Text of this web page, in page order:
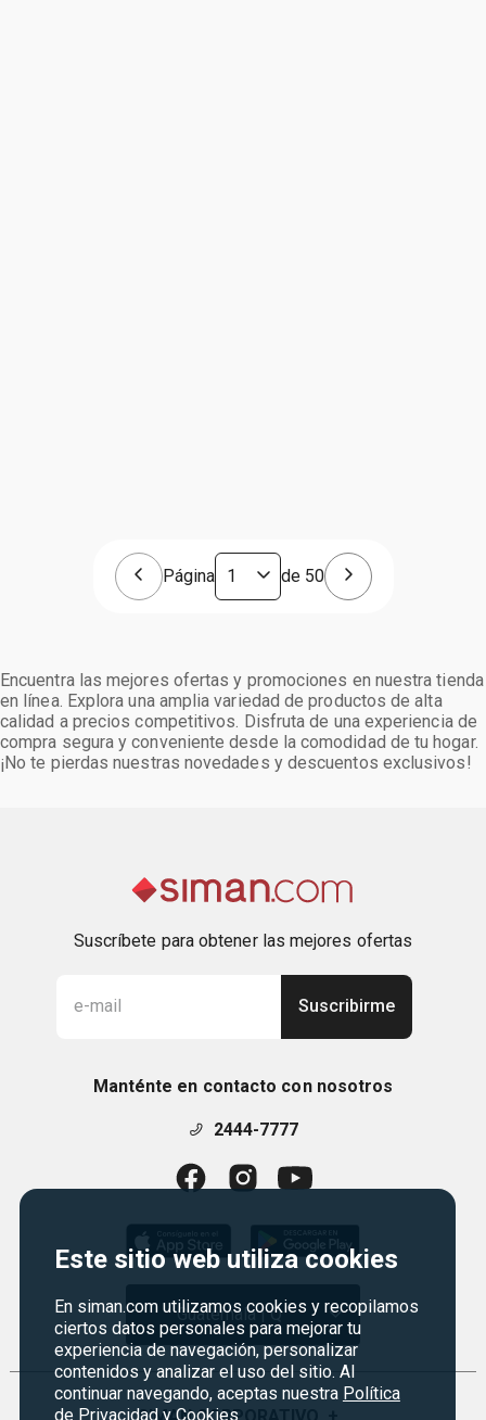
Este sitio web utiliza cookies
En siman.com utilizamos cookies y recopilamos
ciertos datos personales para mejorar tu
experiencia de navegación, personalizar
contenidos y analizar el uso del sitio. Al
continuar navegando, aceptas nuestra Política
de Privacidad y Cookies
Página de 50
Encuentra las mejores ofertas y promociones en nuestra tienda
en línea. Explora una amplia variedad de productos de alta
calidad a precios competitivos. Disfruta de una experiencia de
compra segura y conveniente desde la comodidad de tu hogar.
¡No te pierdas nuestras novedades y descuentos exclusivos!
Suscríbete para obtener las mejores ofertas
Suscribirme
Manténte en contacto con nosotros
2444-7777
Guatemala | Q